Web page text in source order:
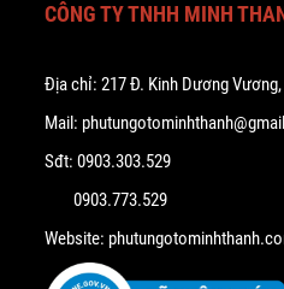
CÔNG TY TNHH MINH
Địa chỉ: 217 Đ. Kinh Dương
Mail:
Sđt: 0903.303.529
0903.773.529
Website: